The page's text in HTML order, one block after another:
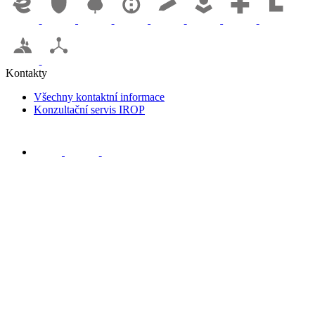
Kontakty
Všechny kontaktní informace
Konzultační servis IROP